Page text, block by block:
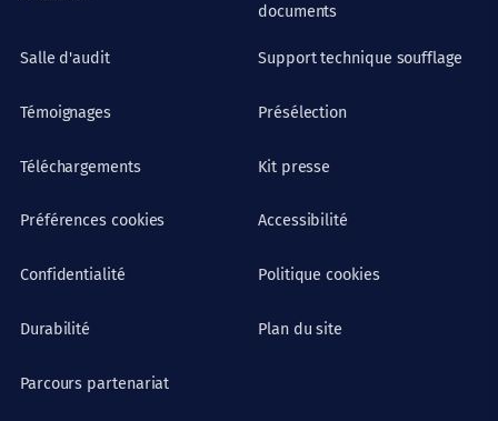
documents
Salle d'audit Support technique soufflage
Témoignages Présélection
Téléchargements Kit presse
Préférences cookies Accessibilité
Confidentialité Politique cookies
Durabilité Plan du site
Parcours partenariat